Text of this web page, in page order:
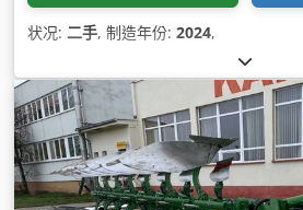
状况: 二手, 制造年份: 2024,